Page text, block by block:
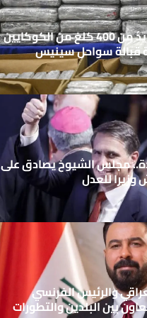
البرتغال.. حجز أزيد من 400 كلغ من الكوكايين
قبالة سواحل سينيس
مجلس الشيوخ يصادق على
وزيرا للعدل
والرئيس الفرنسي
بين البلدين والتطورات